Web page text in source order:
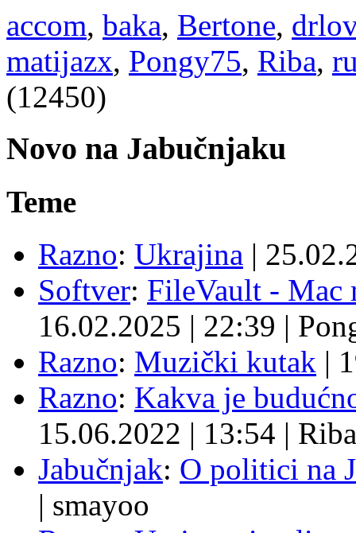
accom, baka, Bertone,
matijazx, Pongy75, Riba,
(12450)
Novo na Jabučnjaku
Teme
Razno: Ukrajina |
Softver: FileVault - Mac
16.02.2025 | 22:39 |
Razno: Muzički kutak |
Razno: Kakva je
15.06.2022 | 13:54 | Riba
Jabučnjak: O politici na
| smayoo